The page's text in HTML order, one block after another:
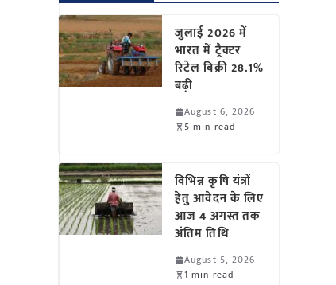
जुलाई 2026 में
भारत में ट्रैक्टर
रिटेल बिक्री 28.1%
बढ़ी
August 6, 2026
5 min read
विभिन्न कृषि यंत्रों
हेतु आवेदन के लिए
आज 4 अगस्त तक
अंतिम तिथि
August 5, 2026
1 min read